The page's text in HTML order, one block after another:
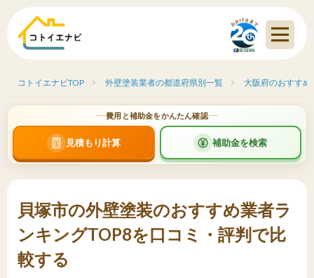
コトイエナビTOP 外壁塗装業者の都道府県別一覧 大阪府のおすす
費用と補助金をかんたん確認
見積もり計算 補助金を検索
貝塚市の外壁塗装のおすすめ業者ラ
ンキングTOP8を口コミ・評判で比
較する